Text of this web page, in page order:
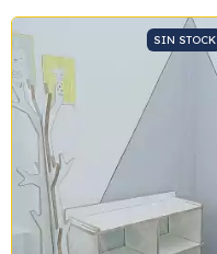
SIN STOCK